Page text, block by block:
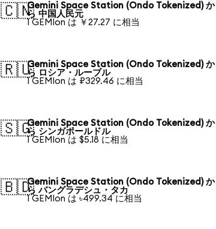
🇨🇳Gemini Space Station (Ondo Tokenized) か
ら 中国人民元
1 GEMIon は ￥27.27 に相当
🇷🇺Gemini Space Station (Ondo Tokenized) か
ら ロシア・ルーブル
1 GEMIon は ₽329.46 に相当
🇸🇬Gemini Space Station (Ondo Tokenized) か
ら シンガポールドル
1 GEMIon は $5.18 に相当
🇧🇩Gemini Space Station (Ondo Tokenized) か
ら バングラデシュ・タカ
1 GEMIon は ৳499.34 に相当